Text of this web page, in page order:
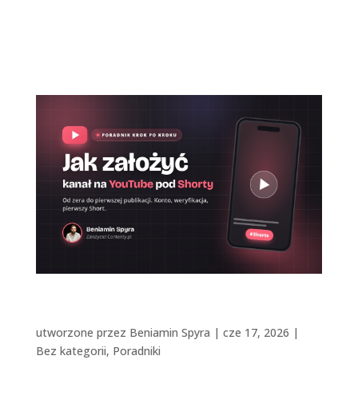
utworzone przez Beniamin Spyra | cze 17, 2026 |
Bez kategorii, Poradniki